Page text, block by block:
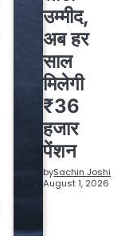
उम्मीद,
अब हर
साल
मिलेगी
₹36
हजार
पेंशन
bySachin Joshi
August 1, 2026